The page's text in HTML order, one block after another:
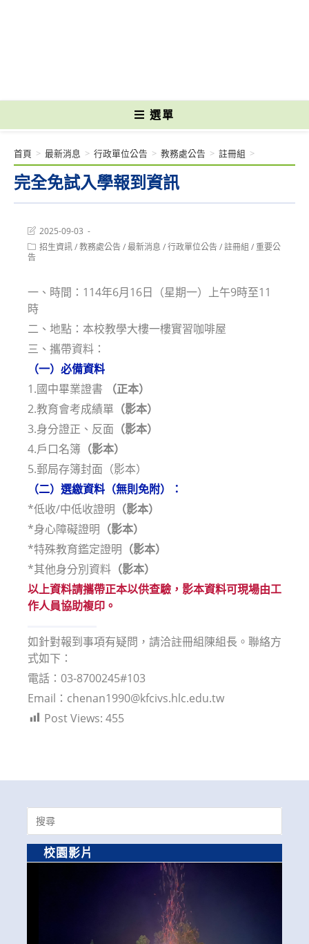
選單
完全免試入學報到資訊
首頁 > 最新消息 > 行政單位公告 > 教務處公告 > 註冊組 >
Post
last
modified:
2025-09-03
Post
category:
招生資訊/教務處公告/最新消息 /行政單位公告/註冊組 /重要公
告
一、時間：114年6月16日（星期一）上午9時至11
時
二、地點：本校教學大樓一樓實習咖啡屋
三、攜帶資料：
（一）必備資料
1.國中畢業證書
（正本）
2.教育會考成績單 （影本）
3.身分證正、反面 （影本）
4.戶口名簿 （影本）
5.郵局存簿封面（影本）
（二）選繳資料（無則免附）：
*低收/中低收證明 （影本）
*身心障礙證明 （影本）
*特殊教育鑑定證明 （影本）
*其他身分別資料 （影本）
以上資料請攜帶正本以供查驗，影本資料可現場由工
作人員協助複印。
如針對報到事項有疑問，請洽註冊組陳組長。聯絡方
式如下：
電話：03-8700245#103
Email：chenan1990@kfcivs.hlc.edu.tw
Post Views: 455
Search
for:
校園影片